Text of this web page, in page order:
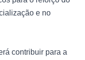
e no
contribuir para a